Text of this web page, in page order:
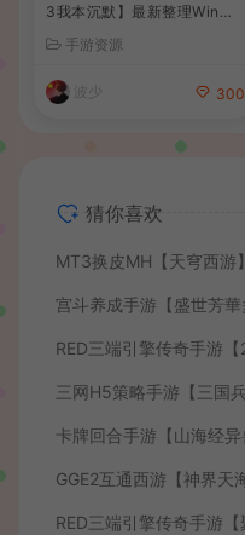
3我本沉默】最新整理Win系
细搭建教程
手游资源
波少 300
猜你喜欢